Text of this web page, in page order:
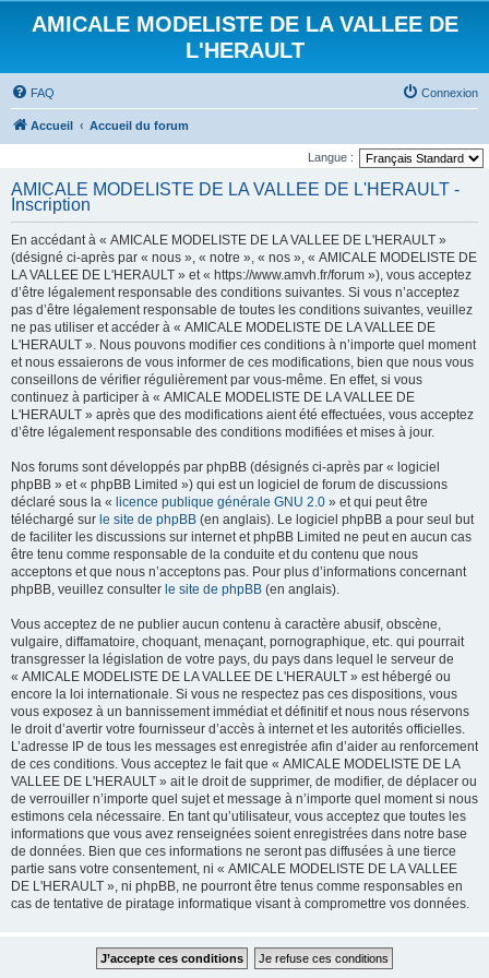
AMICALE MODELISTE DE LA VALLEE DE
L'HERAULT
FAQ Connexion
Accueil Accueil du forum
Langue :
AMICALE MODELISTE DE LA VALLEE DE L'HERAULT -
Inscription
En accédant à « AMICALE MODELISTE DE LA VALLEE DE L'HERAULT »
(désigné ci-après par « nous », « notre », « nos », « AMICALE MODELISTE DE
LA VALLEE DE L'HERAULT » et « https://www.amvh.fr/forum »), vous acceptez
d’être légalement responsable des conditions suivantes. Si vous n’acceptez
pas d’être légalement responsable de toutes les conditions suivantes, veuillez
ne pas utiliser et accéder à « AMICALE MODELISTE DE LA VALLEE DE
L'HERAULT ». Nous pouvons modifier ces conditions à n’importe quel moment
et nous essaierons de vous informer de ces modifications, bien que nous vous
conseillons de vérifier régulièrement par vous-même. En effet, si vous
continuez à participer à « AMICALE MODELISTE DE LA VALLEE DE
L'HERAULT » après que des modifications aient été effectuées, vous acceptez
d’être légalement responsable des conditions modifiées et mises à jour.
Nos forums sont développés par phpBB (désignés ci-après par « logiciel
phpBB » et « phpBB Limited ») qui est un logiciel de forum de discussions
déclaré sous la « licence publique générale GNU 2.0 » et qui peut être
téléchargé sur le site de phpBB (en anglais). Le logiciel phpBB a pour seul but
de faciliter les discussions sur internet et phpBB Limited ne peut en aucun cas
être tenu comme responsable de la conduite et du contenu que nous
acceptons et que nous n’acceptons pas. Pour plus d’informations concernant
phpBB, veuillez consulter le site de phpBB (en anglais).
Vous acceptez de ne publier aucun contenu à caractère abusif, obscène,
vulgaire, diffamatoire, choquant, menaçant, pornographique, etc. qui pourrait
transgresser la législation de votre pays, du pays dans lequel le serveur de
« AMICALE MODELISTE DE LA VALLEE DE L'HERAULT » est hébergé ou
encore la loi internationale. Si vous ne respectez pas ces dispositions, vous
vous exposez à un bannissement immédiat et définitif et nous nous réservons
le droit d’avertir votre fournisseur d’accès à internet et les autorités officielles.
L’adresse IP de tous les messages est enregistrée afin d’aider au renforcement
de ces conditions. Vous acceptez le fait que « AMICALE MODELISTE DE LA
VALLEE DE L'HERAULT » ait le droit de supprimer, de modifier, de déplacer ou
de verrouiller n’importe quel sujet et message à n’importe quel moment si nous
estimons cela nécessaire. En tant qu’utilisateur, vous acceptez que toutes les
informations que vous avez renseignées soient enregistrées dans notre base
de données. Bien que ces informations ne seront pas diffusées à une tierce
partie sans votre consentement, ni « AMICALE MODELISTE DE LA VALLEE
DE L'HERAULT », ni phpBB, ne pourront être tenus comme responsables en
cas de tentative de piratage informatique visant à compromettre vos données.